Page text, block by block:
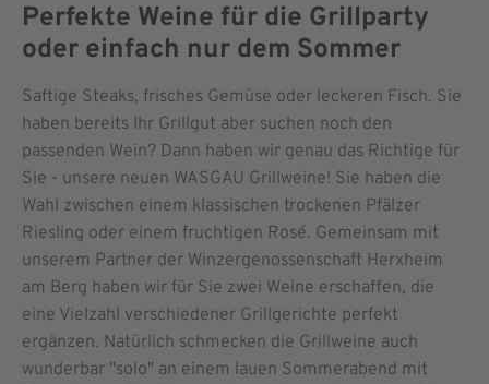
Perfekte Weine für die Grillparty
oder einfach nur dem Sommer
Saftige Steaks, frisches Gemüse oder leckeren Fisch. Sie
haben bereits Ihr Grillgut aber suchen noch den
passenden Wein? Dann haben wir genau das Richtige für
Sie - unsere neuen WASGAU Grillweine! Sie haben die
Wahl zwischen einem klassischen trockenen Pfälzer
Riesling oder einem fruchtigen Rosé. Gemeinsam mit
unserem Partner der Winzergenossenschaft Herxheim
am Berg haben wir für Sie zwei Weine erschaffen, die
eine Vielzahl verschiedener Grillgerichte perfekt
ergänzen. Natürlich schmecken die Grillweine auch
wunderbar "solo" an einem lauen Sommerabend mit